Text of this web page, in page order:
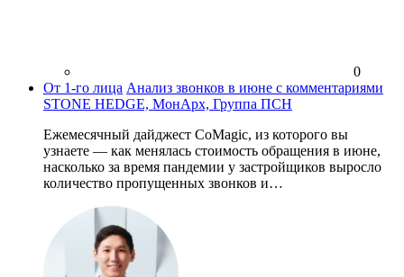
0
От 1-го лица Анализ звонков в июне с комментариями
STONE HEDGE, МонАрх, Группа ПСН
Ежемесячный дайджест CoMagic, из которого вы
узнаете — как менялась стоимость обращения в июне,
насколько за время пандемии у застройщиков выросло
количество пропущенных звонков и…